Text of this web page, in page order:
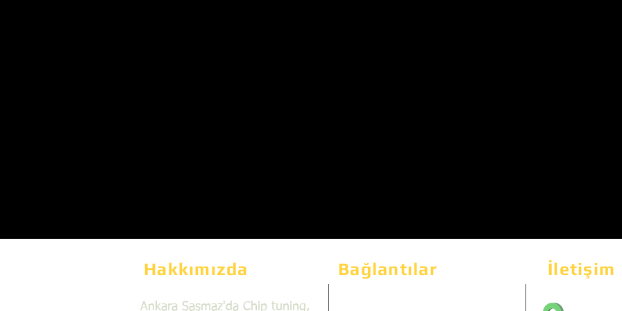
Hakkımızda Bağlantılar İletişim
Ankara Şaşmaz'da Chip tuning,